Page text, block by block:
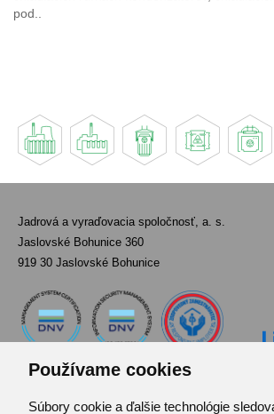
Používame cookies
Súbory cookie a ďalšie technológie
pod..
Jadrová a vyraďovacia spoločnosť, a. s.
Jaslovské Bohunice 360
919 30 Jaslovské Bohunice
Kontakt